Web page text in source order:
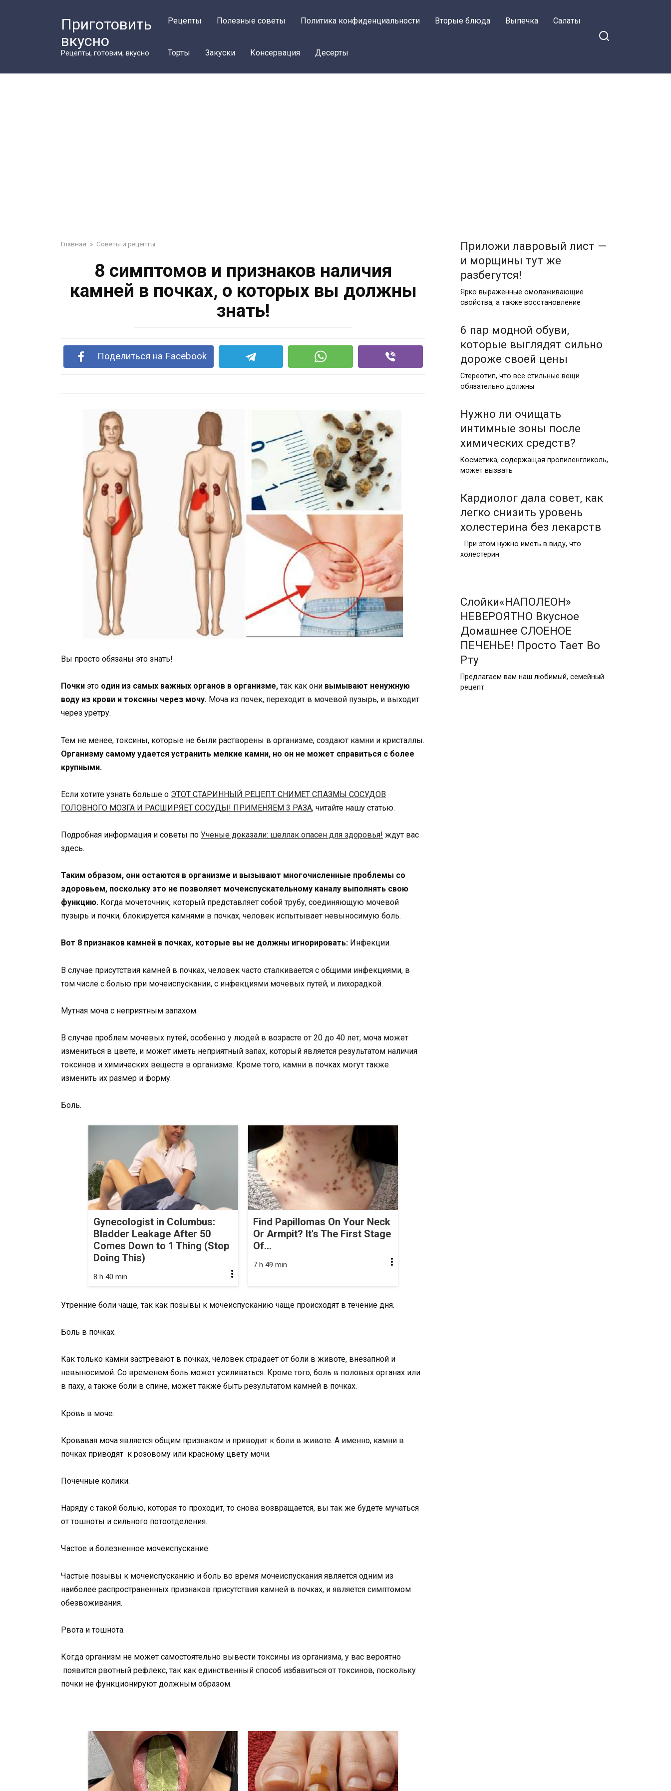
Приготовить
вкусно
Рецепты, готовим, вкусно
Рецепты Полезные советы Политика конфиденциальности Вторые блюда Выпечка Салаты
Торты Закуски Консервация Десерты
Главная » Советы и рецепты
8 симптомов и признаков наличия
камней в почках, о которых вы должны
знать!
Поделиться на Facebook
Вы просто обязаны это знать!
Почки это один из самых важных органов в организме, так как они вымывают ненужную
воду из крови и токсины через мочу. Моча из почек, переходит в мочевой пузырь, и выходит
через уретру.
Тем не менее, токсины, которые не были растворены в организме, создают камни и кристаллы.
Организму самому удается устранить мелкие камни, но он не может справиться с более
крупными.
Если хотите узнать больше о ЭТОТ СТАРИННЫЙ РЕЦЕПТ СНИМЕТ СПАЗМЫ СОСУДОВ
ГОЛОВНОГО МОЗГА И РАСШИРЯЕТ СОСУДЫ! ПРИМЕНЯЕМ 3 РАЗА, читайте нашу статью.
Подробная информация и советы по Ученые доказали: шеллак опасен для здоровья! ждут вас
здесь.
Таким образом, они остаются в организме и вызывают многочисленные проблемы со
здоровьем, поскольку это не позволяет мочеиспускательному каналу выполнять свою
функцию. Когда мочеточник, который представляет собой трубу, соединяющую мочевой
пузырь и почки, блокируется камнями в почках, человек испытывает невыносимую боль.
Вот 8 признаков камней в почках, которые вы не должны игнорировать: Инфекции.
В случае присутствия камней в почках, человек часто сталкивается с общими инфекциями, в
том числе с болью при мочеиспускании, с инфекциями мочевых путей, и лихорадкой.
Мутная моча с неприятным запахом.
В случае проблем мочевых путей, особенно у людей в возрасте от 20 до 40 лет, моча может
измениться в цвете, и может иметь неприятный запах, который является результатом наличия
токсинов и химических веществ в организме. Кроме того, камни в почках могут также
изменить их размер и форму.
Боль.
Gynecologist in Columbus:
Bladder Leakage After 50
Comes Down to 1 Thing (Stop
Doing This)
8 h 40 min
Find Papillomas On Your Neck
Or Armpit? It's The First Stage
Of...
7 h 49 min
Утренние боли чаще, так как позывы к мочеиспусканию чаще происходят в течение дня.
Боль в почках.
Как только камни застревают в почках, человек страдает от боли в животе, внезапной и
невыносимой. Со временем боль может усиливаться. Кроме того, боль в половых органах или
в паху, а также боли в спине, может также быть результатом камней в почках.
Кровь в моче.
Кровавая моча является общим признаком и приводит к боли в животе. А именно, камни в
почках приводят к розовому или красному цвету мочи.
Почечные колики.
Наряду с такой болью, которая то проходит, то снова возвращается, вы так же будете мучаться
от тошноты и сильного потоотделения.
Частое и болезненное мочеиспускание.
Частые позывы к мочеиспусканию и боль во время мочеиспускания является одним из
наиболее распространенных признаков присутствия камней в почках, и является симптомом
обезвоживания.
Рвота и тошнота.
Когда организм не может самостоятельно вывести токсины из организма, у вас вероятно
появится рвотный рефлекс, так как единственный способ избавиться от токсинов, поскольку
почки не функционируют должным образом.
Приложи лавровый лист —
и морщины тут же
разбегутся!
Ярко выраженные омолаживающие
свойства, а также восстановление
6 пар модной обуви,
которые выглядят сильно
дороже своей цены
Стереотип, что все стильные вещи
обязательно должны
Нужно ли очищать
интимные зоны после
химических средств?
Косметика, содержащая пропиленгликоль,
может вызвать
Кардиолог дала совет, как
легко снизить уровень
холестерина без лекарств
При этом нужно иметь в виду, что
холестерин
Слойки«НАПОЛЕОН»
НЕВЕРОЯТНО Вкусное
Домашнее СЛОЕНОЕ
ПЕЧЕНЬЕ! Просто Тает Во
Рту
Предлагаем вам наш любимый, семейный
рецепт.